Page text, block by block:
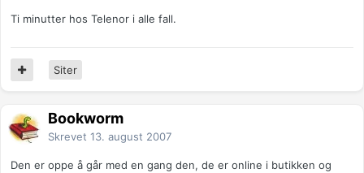
Ti minutter hos Telenor i alle fall.
Siter
Bookworm
Skrevet 13. august 2007
Den er oppe å går med en gang den, de er online i butikken og